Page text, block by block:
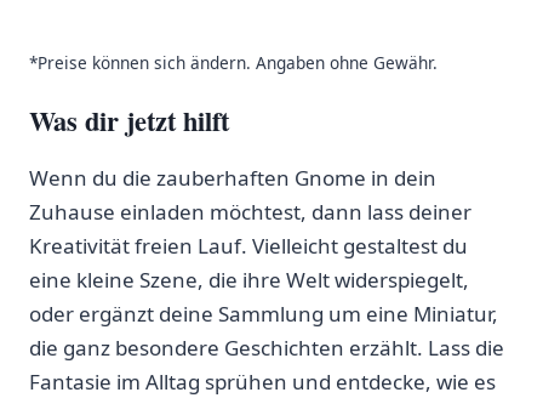
*Preise können sich ändern. Angaben ohne Gewähr.
Was dir jetzt hilft
Wenn du die zauberhaften Gnome in dein‌
Zuhause einladen möchtest,‌ dann lass deiner
Kreativität freien Lauf.‌ Vielleicht gestaltest du
eine kleine ⁢Szene, die ihre Welt widerspiegelt,
oder ergänzt deine ​Sammlung‌ um eine Miniatur,‍
die​ ganz besondere⁢ Geschichten erzählt. Lass ‌die
Fantasie im Alltag sprühen und ​entdecke, wie es